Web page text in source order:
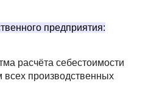
предприятия:
расчёта себестоимости
всех производственных